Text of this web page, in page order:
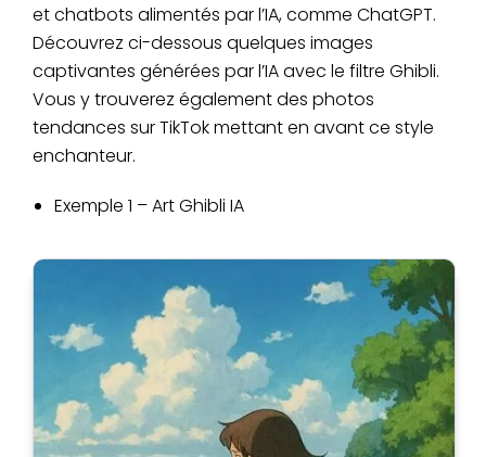
et chatbots alimentés par l’IA, comme ChatGPT.
Découvrez ci-dessous quelques images
captivantes générées par l’IA avec le filtre Ghibli.
Vous y trouverez également des photos
tendances sur TikTok mettant en avant ce style
enchanteur.
Exemple 1 – Art Ghibli IA